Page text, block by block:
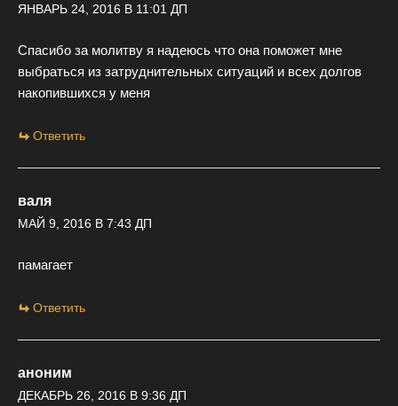
ЯНВАРЬ 24, 2016 В 11:01 ДП
Спасибо за молитву я надеюсь что она поможет мне
выбраться из затруднительных ситуаций и всех долгов
накопившихся у меня
Ответить
валя
МАЙ 9, 2016 В 7:43 ДП
памагает
Ответить
аноним
ДЕКАБРЬ 26, 2016 В 9:36 ДП